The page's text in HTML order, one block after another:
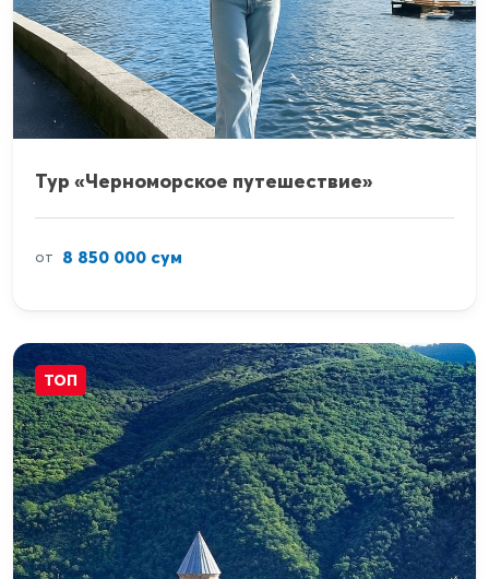
Тур «Черноморское путешествие»
от 8 850 000 сум
ТОП